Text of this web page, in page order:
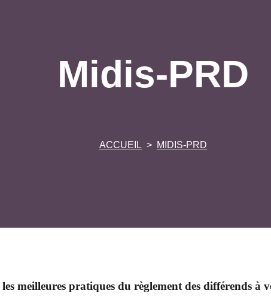
Midis-PRD
ACCUEIL MIDIS-PRD
meilleures pratiques du règlement des différends à